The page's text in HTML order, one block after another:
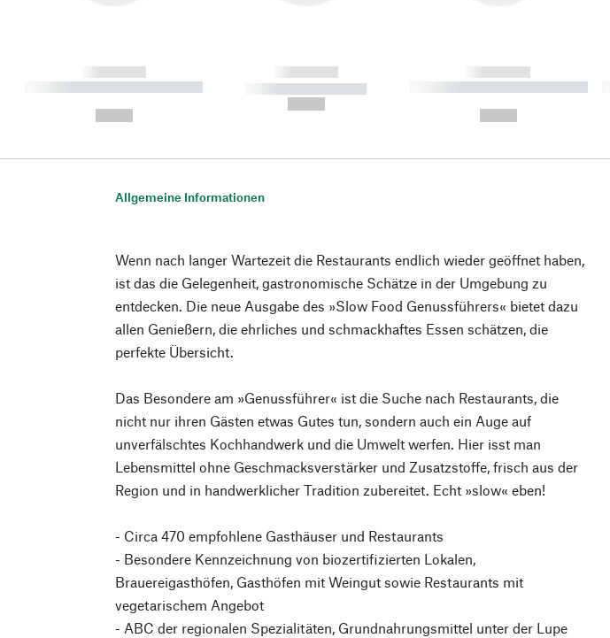
------------
----------- ----------- ----------
------------
----------- -----------
------------
----------- ----------- ----------
Allgemeine Informationen
Wenn nach langer Wartezeit die Restaurants endlich wieder geöffnet haben,
ist das die Gelegenheit, gastronomische Schätze in der Umgebung zu
entdecken. Die neue Ausgabe des »Slow Food Genussführers« bietet dazu
allen Genießern, die ehrliches und schmackhaftes Essen schätzen, die
perfekte Übersicht.
Das Besondere am »Genussführer« ist die Suche nach Restaurants, die
nicht nur ihren Gästen etwas Gutes tun, sondern auch ein Auge auf
unverfälschtes Kochhandwerk und die Umwelt werfen. Hier isst man
Lebensmittel ohne Geschmacksverstärker und Zusatzstoffe, frisch aus der
Region und in handwerklicher Tradition zubereitet. Echt »slow« eben!
- Circa 470 empfohlene Gasthäuser und Restaurants
- Besondere Kennzeichnung von biozertifizierten Lokalen,
Brauereigasthöfen, Gasthöfen mit Weingut sowie Restaurants mit
vegetarischem Angebot
- ABC der regionalen Spezialitäten, Grundnahrungsmittel unter der Lupe